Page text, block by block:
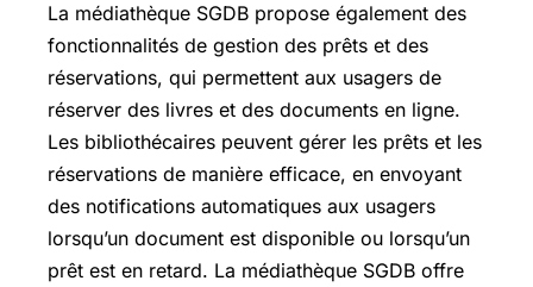
La médiathèque SGDB propose également des
fonctionnalités de gestion des prêts et des
réservations, qui permettent aux usagers de
réserver des livres et des documents en ligne.
Les bibliothécaires peuvent gérer les prêts et les
réservations de manière efficace, en envoyant
des notifications automatiques aux usagers
lorsqu’un document est disponible ou lorsqu’un
prêt est en retard. La médiathèque SGDB offre